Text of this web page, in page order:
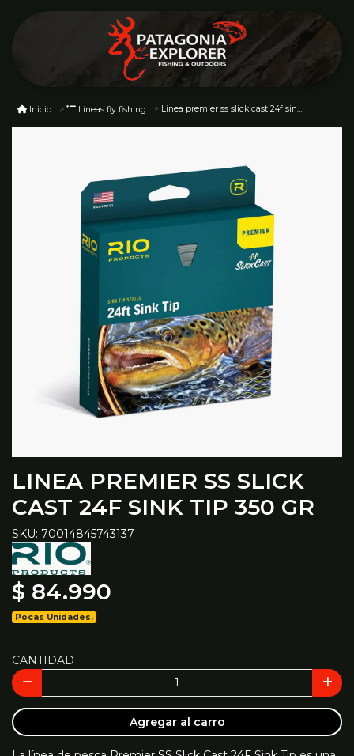
Inicio Líneas fly fishing Linea premier ss slick cast 24f sink tip 350 gr
LINEA PREMIER SS SLICK
CAST 24F SINK TIP 350 GR
SKU: 70014845743137
$ 84.990
Pocas Unidades.
CANTIDAD
Agregar al carro